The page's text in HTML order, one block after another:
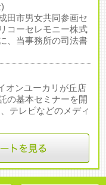
田市男女共同参画セ
コーセレモニー株式
、当事務所の司法書
オンユーカリが丘店
の基本セミナーを開
テレビなどのメディ